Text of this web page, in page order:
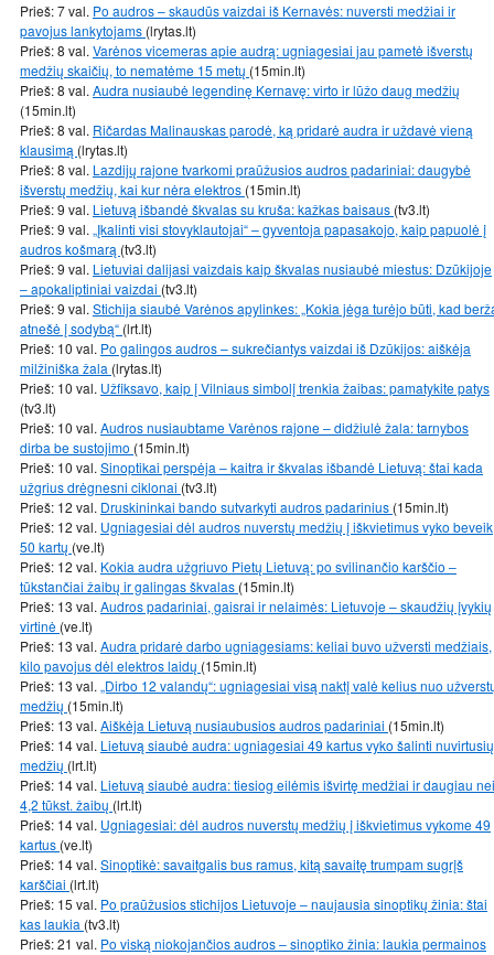
Prieš: 7 val. Po audros – skaudūs vaizdai iš Kernavės: nuversti medžiai ir
pavojus lankytojams (lrytas.lt)
Prieš: 8 val. Varėnos vicemeras apie audrą: ugniagesiai jau pametė išverstų
medžių skaičių, to nematėme 15 metų (15min.lt)
Prieš: 8 val. Audra nusiaubė legendinę Kernavę: virto ir lūžo daug medžių
(15min.lt)
Prieš: 8 val. Ričardas Malinauskas parodė, ką pridarė audra ir uždavė vieną
klausimą (lrytas.lt)
Prieš: 8 val. Lazdijų rajone tvarkomi praūžusios audros padariniai: daugybė
išverstų medžių, kai kur nėra elektros (15min.lt)
Prieš: 9 val. Lietuvą išbandė škvalas su kruša: kažkas baisaus (tv3.lt)
Prieš: 9 val. „Įkalinti visi stovyklautojai“ – gyventoja papasakojo, kaip papuolė į
audros košmarą (tv3.lt)
Prieš: 9 val. Lietuviai dalijasi vaizdais kaip škvalas nusiaubė miestus: Dzūkijoje
– apokaliptiniai vaizdai (tv3.lt)
Prieš: 9 val. Stichija siaubė Varėnos apylinkes: „Kokia jėga turėjo būti, kad
atnešė į sodybą“ (lrt.lt)
Prieš: 10 val. Po galingos audros – sukrečiantys vaizdai iš Dzūkijos: aiškėja
milžiniška žala (lrytas.lt)
Prieš: 10 val. Užfiksavo, kaip į Vilniaus simbolį trenkia žaibas: pamatykite patys
(tv3.lt)
Prieš: 10 val. Audros nusiaubtame Varėnos rajone – didžiulė žala: tarnybos
dirba be sustojimo (15min.lt)
Prieš: 10 val. Sinoptikai perspėja – kaitra ir škvalas išbandė Lietuvą: štai kada
užgrius drėgnesni ciklonai (tv3.lt)
Prieš: 12 val. Druskininkai bando sutvarkyti audros padarinius (15min.lt)
Prieš: 12 val. Ugniagesiai dėl audros nuverstų medžių į iškvietimus vyko beveik
50 kartų (ve.lt)
Prieš: 12 val. Kokia audra užgriuvo Pietų Lietuvą: po svilinančio karščio –
tūkstančiai žaibų ir galingas škvalas (15min.lt)
Prieš: 13 val. Audros padariniai, gaisrai ir nelaimės: Lietuvoje – skaudžių įvykių
virtinė (ve.lt)
Prieš: 13 val. Audra pridarė darbo ugniagesiams: keliai buvo užversti medžiais,
kilo pavojus dėl elektros laidų (15min.lt)
Prieš: 13 val. „Dirbo 12 valandų“: ugniagesiai visą naktį valė kelius nuo
medžių (15min.lt)
Prieš: 13 val. Aiškėja Lietuvą nusiaubusios audros padariniai (15min.lt)
Prieš: 14 val. Lietuvą siaubė audra: ugniagesiai 49 kartus vyko šalinti nuvirtusių
medžių (lrt.lt)
Prieš: 14 val. Lietuvą siaubė audra: tiesiog eilėmis išvirtę medžiai ir daugiau nei
4,2 tūkst. žaibų (lrt.lt)
Prieš: 14 val. Ugniagesiai: dėl audros nuverstų medžių į iškvietimus vykome 49
kartus (ve.lt)
Prieš: 14 val. Sinoptikė: savaitgalis bus ramus, kitą savaitę trumpam sugrįš
karščiai (lrt.lt)
Prieš: 15 val. Po praūžusios stichijos Lietuvoje – naujausia sinoptikų žinia: štai
kas laukia (tv3.lt)
Prieš: 21 val. Po viską niokojančios audros – sinoptiko žinia: laukia permainos